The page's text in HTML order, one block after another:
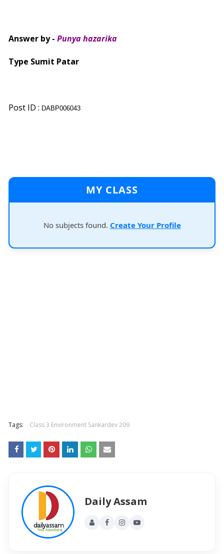
Answer by - Punya hazarika
Type Sumit Patar
Post ID : DABP006043
MY CLASS
No subjects found. Create Your Profile
Tags: Class 3 Environment Sankardev 209
Daily Assam